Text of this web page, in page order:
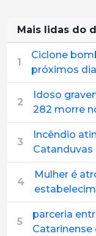
Mais lidas do
1
Ciclone
próximos
2
Idoso
282 morre
3
Incêndio
Catanduvas
4
Mulher é
5
parceria
Catarinense